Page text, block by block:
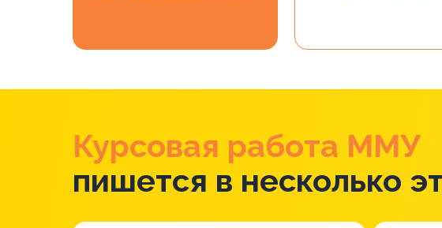
Курсовая работа ММУ
пишется в несколько